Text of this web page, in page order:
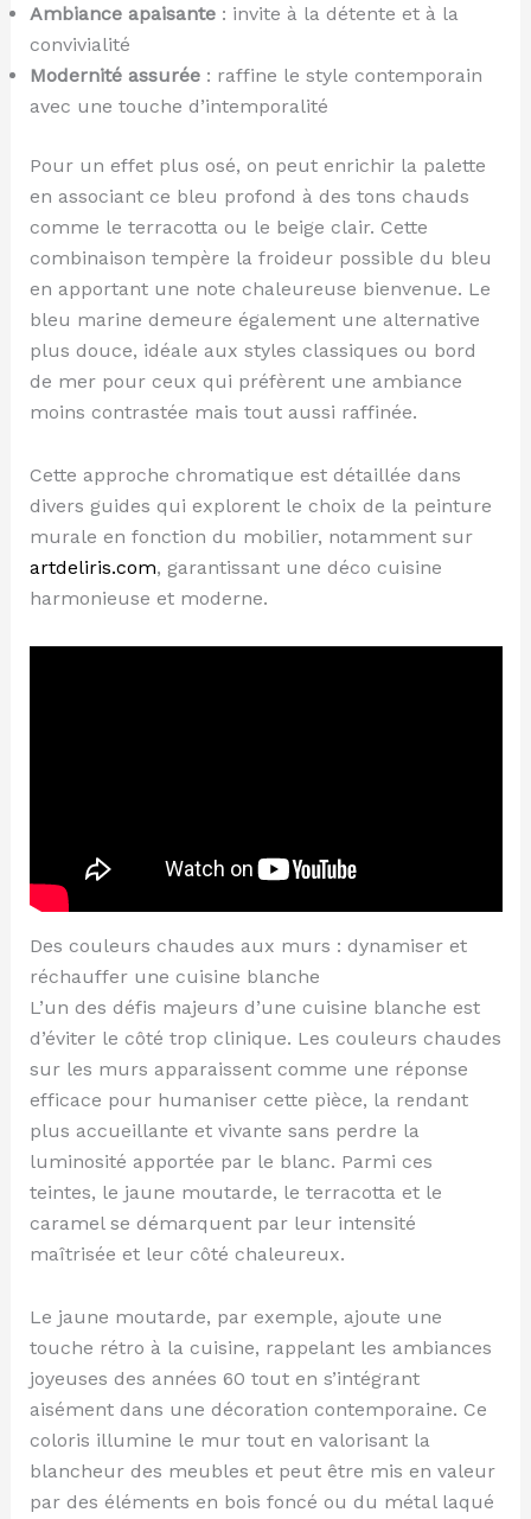
Ambiance apaisante: invite à la détente et à la
convivialité
Modernité assurée: raffine le style contemporain
avec une touche d’intemporalité
Pour un effet plus osé, on peut enrichir la palette
en associant ce bleu profond à des tons chauds
comme le terracotta ou le beige clair. Cette
combinaison tempère la froideur possible du bleu
en apportant une note chaleureuse bienvenue. Le
bleu marine demeure également une alternative
plus douce, idéale aux styles classiques ou bord
de mer pour ceux qui préfèrent une ambiance
moins contrastée mais tout aussi raffinée.
Cette approche chromatique est détaillée dans
divers guides qui explorent le choix de la peinture
murale en fonction du mobilier, notamment sur
artdeliris.com, garantissant une déco cuisine
harmonieuse et moderne.
Des couleurs chaudes aux murs : dynamiser et
réchauffer une cuisine blanche
L’un des défis majeurs d’une cuisine blanche est
d’éviter le côté trop clinique. Les couleurs chaudes
sur les murs apparaissent comme une réponse
efficace pour humaniser cette pièce, la rendant
plus accueillante et vivante sans perdre la
luminosité apportée par le blanc. Parmi ces
teintes, le jaune moutarde, le terracotta et le
caramel se démarquent par leur intensité
maîtrisée et leur côté chaleureux.
Le jaune moutarde, par exemple, ajoute une
touche rétro à la cuisine, rappelant les ambiances
joyeuses des années 60 tout en s’intégrant
aisément dans une décoration contemporaine. Ce
coloris illumine le mur tout en valorisant la
blancheur des meubles et peut être mis en valeur
par des éléments en bois foncé ou du métal laqué